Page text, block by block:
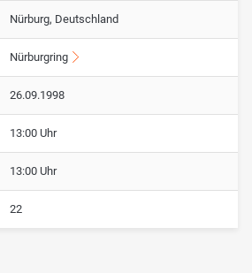
Nürburg, Deutschland
Nürburgring
26.09.1998
13:00 Uhr
13:00 Uhr
22